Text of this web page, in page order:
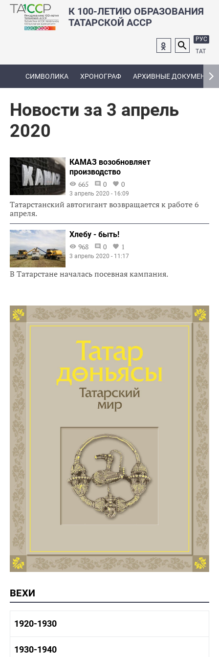
К 100-ЛЕТИЮ ОБРАЗОВАНИЯ
ТАТАРСКОЙ АССР
РУС
ТАТ
СИМВОЛИКА ХРОНОГРАФ АРХИВНЫЕ ДОКУМЕНТЫ
Новости за 3 апрель
2020
КАМАЗ возобновляет
производство
665
0 0
3 апрель 2020 - 16:09
Татарстанский автогигант возвращается к работе 6
апреля.
Хлебу - быть!
968
0 1
3 апрель 2020 - 11:17
В Татарстане началась посевная кампания.
ВЕХИ
1920-1930
1920-1930 история
1930-1940